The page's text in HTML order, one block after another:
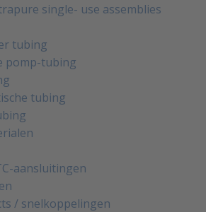
single- use assemblies
tubing
pomp-tubing
tubing
aansluitingen
/ snelkoppelingen